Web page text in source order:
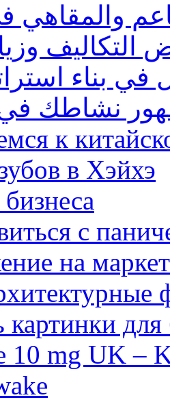
بناء
نشاطك
к
в Хэйхэ
с
на
картинки
10 mg UK –